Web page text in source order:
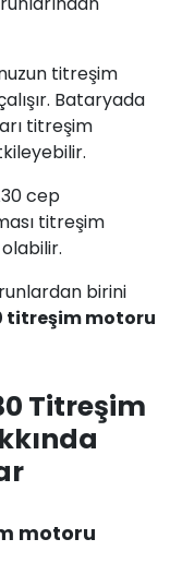
titreşim
Bataryada
titreşim
cep
titreşim
birini
titreşim motoru
Titreşim
motoru